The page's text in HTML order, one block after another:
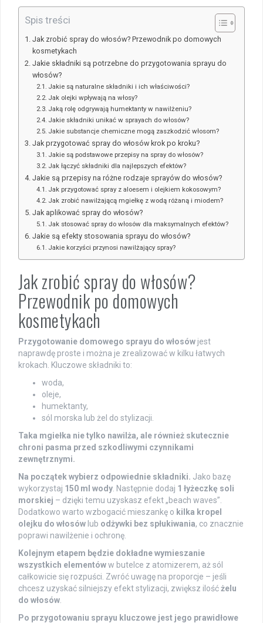
Spis treści
Jak zrobić spray do włosów? Przewodnik po domowych
kosmetykach
Jakie składniki są potrzebne do przygotowania sprayu do
włosów?
Jakie są naturalne składniki i ich właściwości?
Jak olejki wpływają na włosy?
Jaką rolę odgrywają humektanty w nawilżeniu?
Jakie składniki unikać w sprayach do włosów?
Jakie substancje chemiczne mogą zaszkodzić włosom?
Jak przygotować spray do włosów krok po kroku?
Jakie są podstawowe przepisy na spray do włosów?
Jak łączyć składniki dla najlepszych efektów?
Jakie są przepisy na różne rodzaje sprayów do włosów?
Jak przygotować spray z aloesem i olejkiem kokosowym?
Jak zrobić nawilżającą mgiełkę z wodą różaną i miodem?
Jak aplikować spray do włosów?
Jak stosować spray do włosów dla maksymalnych efektów?
Jakie są efekty stosowania sprayu do włosów?
Jakie korzyści przynosi nawilżający spray?
Jak zrobić spray do włosów?
Przewodnik po domowych
kosmetykach
Przygotowanie domowego sprayu do włosów jest
naprawdę proste i można je zrealizować w kilku łatwych
krokach. Kluczowe składniki to:
woda,
oleje,
humektanty,
sól morska lub żel do stylizacji.
Taka mgiełka nie tylko nawilża, ale również skutecznie
chroni pasma przed szkodliwymi czynnikami
zewnętrznymi.
Na początek wybierz odpowiednie składniki. Jako bazę
wykorzystaj 150 ml wody . Następnie dodaj 1 łyżeczkę soli
morskiej – dzięki temu uzyskasz efekt „beach waves”.
Dodatkowo warto wzbogacić mieszankę o kilka kropel
olejku do włosów lub odżywki bez spłukiwania, co znacznie
poprawi nawilżenie i ochronę.
Kolejnym etapem będzie dokładne wymieszanie
wszystkich elementóww butelce z atomizerem, aż sól
całkowicie się rozpuści. Zwróć uwagę na proporcje – jeśli
chcesz uzyskać silniejszy efekt stylizacji, zwiększ ilośćżelu
do włosów
Po przygotowaniu sprayu kluczowe jest jego prawidłowe